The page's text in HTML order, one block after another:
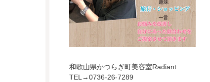
和歌山県かつらぎ町美容室Radiant
TEL→0736-26-7289